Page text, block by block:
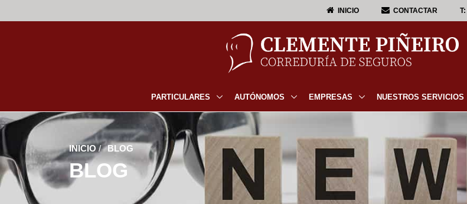
INICIO CONTACTAR T:
PARTICULARES AUTÓNOMOS EMPRESAS NUESTROS SERVICIOS
INICIO / BLOG
BLOG